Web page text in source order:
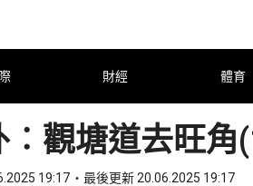
財經 體育
︰觀塘道去旺角
19:17 最後更新 20.06.2025 19:17